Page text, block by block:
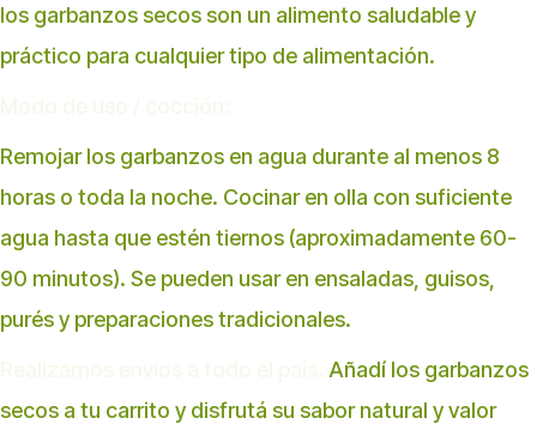
los garbanzos secos son un alimento saludable y
práctico para cualquier tipo de alimentación.
Remojar los garbanzos en agua durante al menos 8
horas o toda la noche. Cocinar en olla con suficiente
agua hasta que estén tiernos (aproximadamente 60-
90 minutos). Se pueden usar en ensaladas, guisos,
purés y preparaciones tradicionales.
Añadí los garbanzos
secos a tu carrito y disfrutá su sabor natural y valor